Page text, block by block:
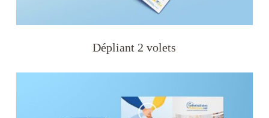
Dépliant 2 volets